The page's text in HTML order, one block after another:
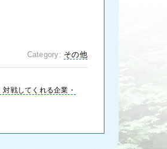
Category: その他
戦してくれる企業・